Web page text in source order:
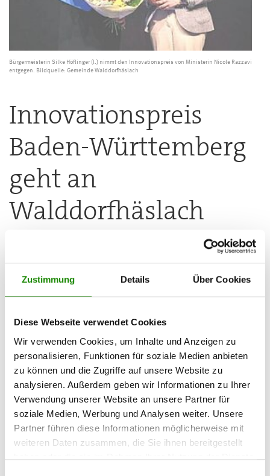
Zustimmung Details Über Cookies
Diese Webseite verwendet Cookies
Wir verwenden Cookies, um Inhalte und Anzeigen zu
personalisieren, Funktionen für soziale Medien anbieten
zu können und die Zugriffe auf unsere Website zu
analysieren. Außerdem geben wir Informationen zu Ihrer
Verwendung unserer Website an unsere Partner für
soziale Medien, Werbung und Analysen weiter. Unsere
Partner führen diese Informationen möglicherweise mit
weiteren Daten zusammen, die Sie ihnen bereitgestellt
haben oder die sie im Rahmen Ihrer Nutzung der Dienste
Bürgermeisterin Silke Höflinger (l.) nimmt den Innovationspreis von Ministerin Nicole Razzavi
entgegen. Bildquelle: Gemeinde Walddorfhäslach
Innovationspreis
Baden-Württemberg
geht an
Walddorfhäslach
Ortskern Walddorf der Gemeinde Walddorfhäslach wurde mit
dem erstmals vom Ministerium für Landesentwicklung und
prämiert.
Wie die Gemeinde meldet, wurde das Projekt von der JaKo
Baudenkmalpflege GmbH, Rot an der Rot, für den
Innovationspreis eingereicht. Im Rahmen dieser
Preisverleihung werden Bauherrschaften für ihren Einsatz für
den Denkmalschutz in Verbindung mit regenerativen Energien
ausgezeichnet. Vor einem Jahr wurde die Gemeinde bereit im
ausgezeichnet. Bürgermeisterin Silke Höflinger hat den
Innovationspreis für die Gemeinde Walddorfhäslach von
Landesministerin Nicole Razzavi entgegengenommen.